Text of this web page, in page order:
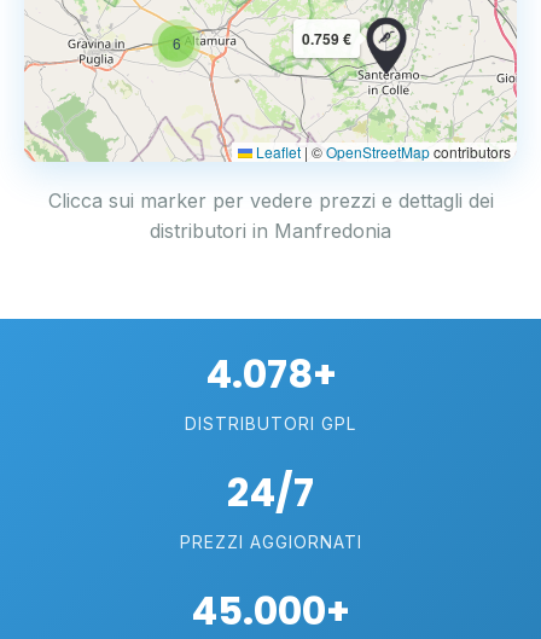
6 0.759 €
Leaflet | ©OpenStreetMapcontributors
Clicca sui marker per vedere prezzi e dettagli dei
distributori in Manfredonia
4.078+
DISTRIBUTORI GPL
24/7
PREZZI AGGIORNATI
45.000+